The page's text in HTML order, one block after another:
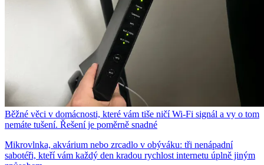
Běžné věci v domácnosti, které vám tiše ničí Wi-Fi signál a vy o tom
nemáte tušení. Řešení je poměrně snadné
Mikrovlnka, akvárium nebo zrcadlo v obýváku: tři nenápadní
sabotéři, kteří vám každý den kradou rychlost internetu úplně jiným